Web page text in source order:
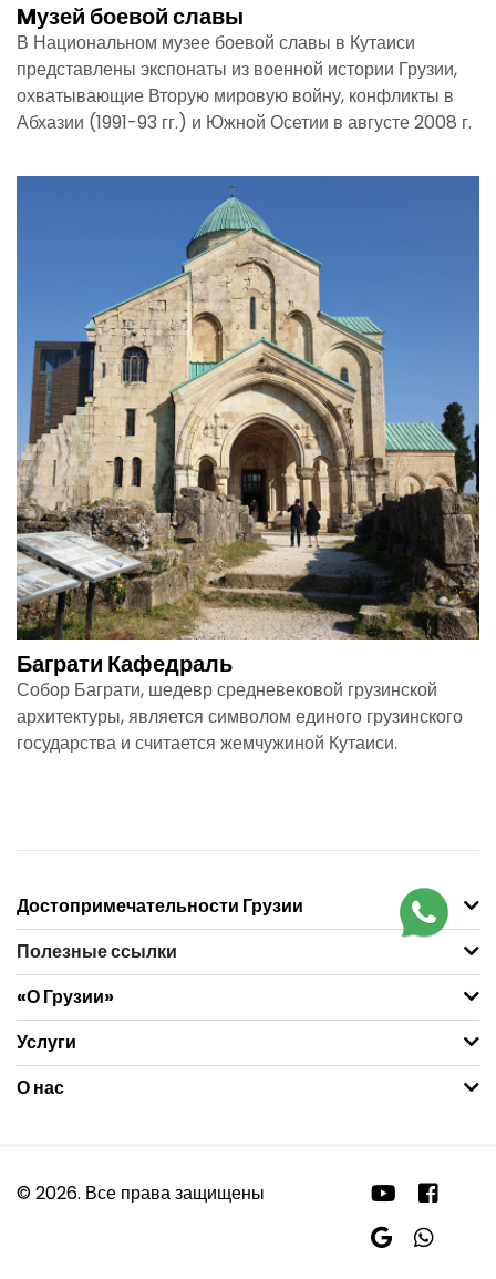
Mузей боевой славы
В Национальном музее боевой славы в Кутаиси
представлены экспонаты из военной истории Грузии,
охватывающие Вторую мировую войну, конфликты в
Абхазии (1991-93 гг.) и Южной Осетии в августе 2008 г.
Баграти Кафедраль
Собор Баграти, шедевр средневековой грузинской
архитектуры, является символом единого грузинского
государства и считается жемчужиной Кутаиси.
Достопримечательности Грузии
Полезные ссылки
«О Грузии»
Услуги
О нас
© 2026. Все права защищены